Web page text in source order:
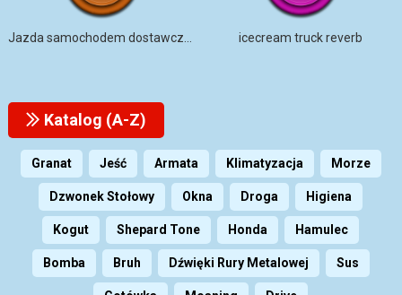
icecream truck reverb
Katalog (A-Z)
Granat Jeść Armata Klimatyzacja Morze
Dzwonek Stołowy Okna Droga Higiena
Kogut Shepard Tone Honda Hamulec
Bomba Bruh Dźwięki Rury Metalowej Sus